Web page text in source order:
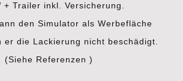
+ Trailer inkl. Versicherung.
den Simulator als Werbefläche
er die Lackierung nicht beschädigt.
(Siehe Referenzen )